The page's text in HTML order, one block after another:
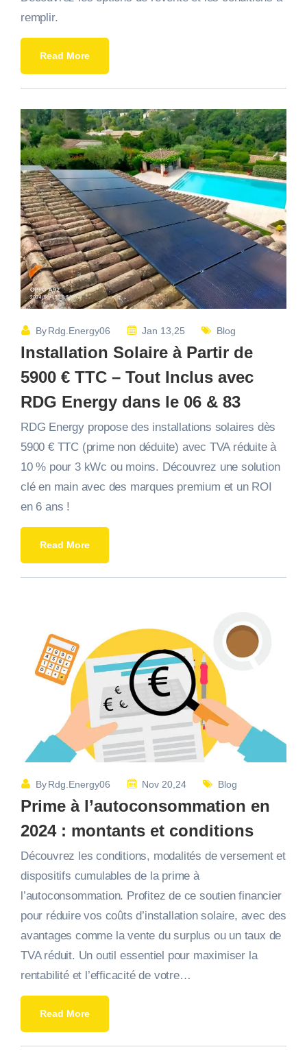
remplir.
Read More
ByRdg.energy06 Jan 13,25 Blog
Installation Solaire à Partir de
5900 € TTC – Tout Inclus avec
RDG Energy dans le 06 & 83
RDG Energy propose des installations solaires dès
5900 € TTC (prime non déduite) avec TVA réduite à
10 % pour 3 kWc ou moins. Découvrez une solution
clé en main avec des marques premium et un ROI
en 6 ans !
Read More
ByRdg.energy06 Nov 20,24 Blog
Prime à l’autoconsommation en
2024 : montants et conditions
Découvrez les conditions, modalités de versement et
dispositifs cumulables de la prime à
l’autoconsommation. Profitez de ce soutien financier
pour réduire vos coûts d’installation solaire, avec des
avantages comme la vente du surplus ou un taux de
TVA réduit. Un outil essentiel pour maximiser la
rentabilité et l’efficacité de votre…
Read More